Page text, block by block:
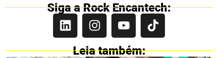
Siga a Rock Encantech:
Leia também: